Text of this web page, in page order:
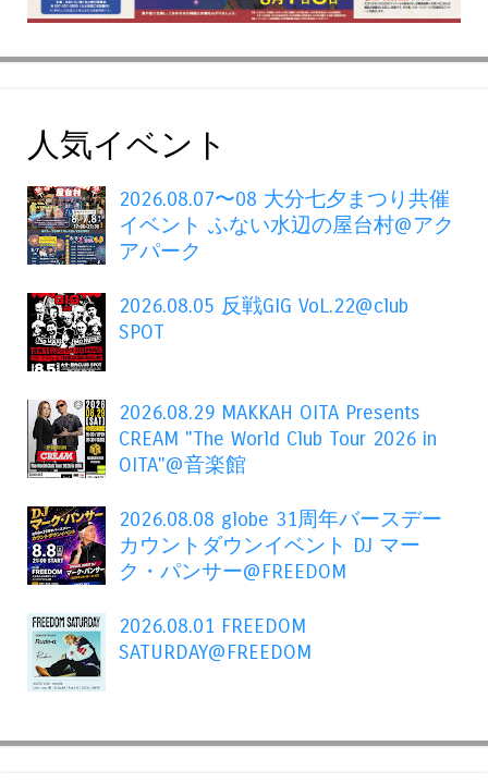
人気イベント
2026.08.07〜08 大分七夕まつり共催
イベント ふない水辺の屋台村@アク
アパーク
2026.08.05 反戦GIG VoL.22@club
SPOT
2026.08.29 MAKKAH OITA Presents
CREAM "The World Club Tour 2026 in
OITA"@音楽館
2026.08.08 globe 31周年バースデー
カウントダウンイベント DJ マー
ク・パンサー@FREEDOM
2026.08.01 FREEDOM
SATURDAY@FREEDOM